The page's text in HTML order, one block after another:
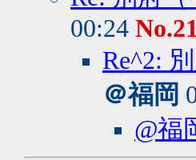
00:24
Re^2:
＠福岡
@福